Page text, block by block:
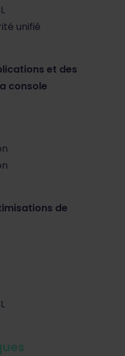
unifié
et des
console
de